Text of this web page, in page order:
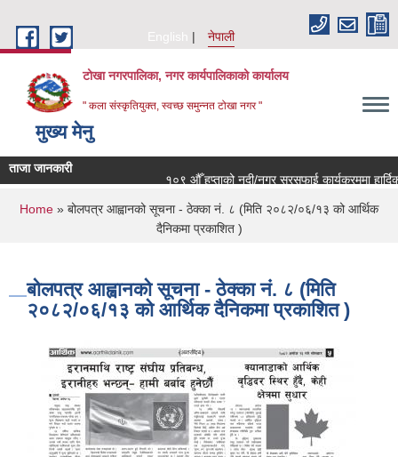
English
नेपाली
टोखा नगरपालिका, नगर कार्यपालिकाको कार्यालय
" कला संस्कृतियुक्त, स्वच्छ समुन्‍नत टोखा नगर "
मुख्य मेनु
ताजा जानकारी
१०९ औँ हप्ताको नदी/नगर सरसफाई कार्यक्रममा
You are here
Home » बोलपत्र आह्वानको सूचना - ठेक्का नं. ८ (मिति २०८२/०६/१३ को आर्थिक
दैनिकमा प्रकाशित )
बोलपत्र आह्वानको सूचना - ठेक्का नं. ८ (मिति
२०८२/०६/१३ को आर्थिक दैनिकमा प्रकाशित )